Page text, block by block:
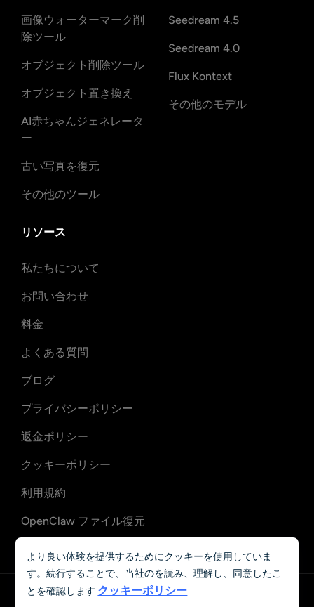
画像ウォーターマーク削
除ツール
オブジェクト削除ツール
オブジェクト置き換え
AI赤ちゃんジェネレータ
ー
古い写真を復元
その他のツール
Seedream 4.5
Seedream 4.0
Flux Kontext
その他のモデル
リソース
私たちについて
お問い合わせ
料金
よくある質問
ブログ
プライバシーポリシー
返金ポリシー
クッキーポリシー
利用規約
OpenClaw ファイル復元
OpenClaw メール復旧
より良い体験を提供するためにクッキーを使用していま
す。続行することで、当社のを読み、理解し、同意したこ
とを確認します クッキーポリシー